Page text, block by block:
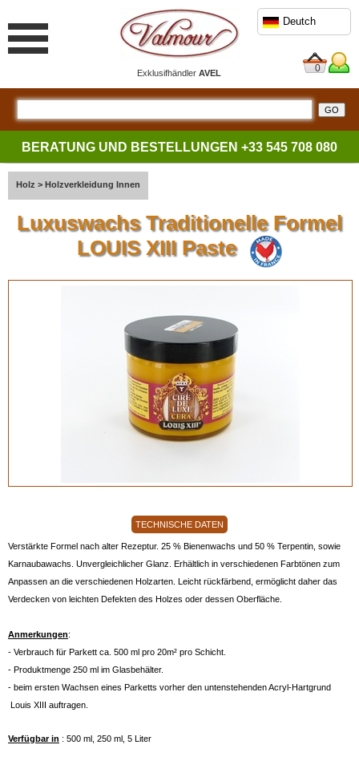
ExklusifhändlerAVEL
Deutch
0
BERATUNG UND BESTELLUNGEN +33 545 708 080
Holz > Holzverkleidung Innen
Luxuswachs Traditionelle Formel
LOUIS XIII Paste
TECHNISCHE DATEN
Verstärkte Formel nach alter Rezeptur. 25 % Bienenwachs und 50 % Terpentin, sowie
Karnaubawachs. Unvergleichlicher Glanz. Erhältlich in verschiedenen Farbtönen zum
Anpassen an die verschiedenen Holzarten. Leicht rückfärbend, ermöglicht daher das
Verdecken von leichten Defekten des Holzes oder dessen Oberfläche.
Anmerkungen:
- Verbrauch für Parkett ca. 500 ml pro 20m² pro Schicht.
- Produktmenge 250 ml im Glasbehälter.
- beim ersten Wachsen eines Parketts vorher den untenstehenden Acryl-Hartgrund
Louis XIII auftragen.
Verfügbar in : 500 ml, 250 ml, 5 Liter